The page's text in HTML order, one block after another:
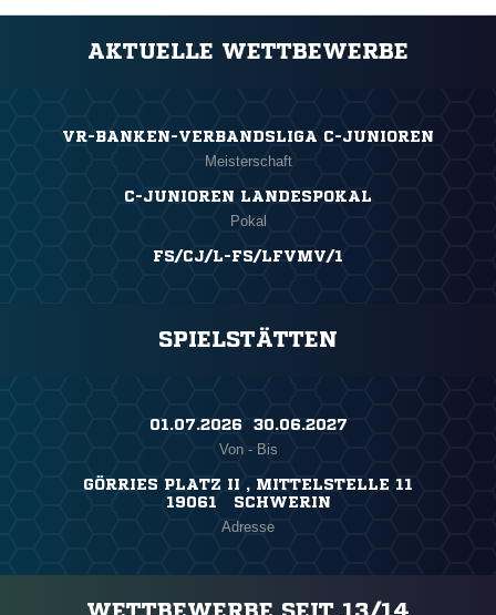
AKTUELLE WETTBEWERBE
VR-BANKEN-VERBANDSLIGA C-JUNIOREN
Meisterschaft
C-JUNIOREN LANDESPOKAL
Pokal
FS/CJ/L-FS/LFVMV/1
SPIELSTÄTTEN
01.07.2026 ​ 30.06.2027
Von - Bis
GÖRRIES PLATZ II , MITTELSTELLE 11
19061 SCHWERIN
Adresse